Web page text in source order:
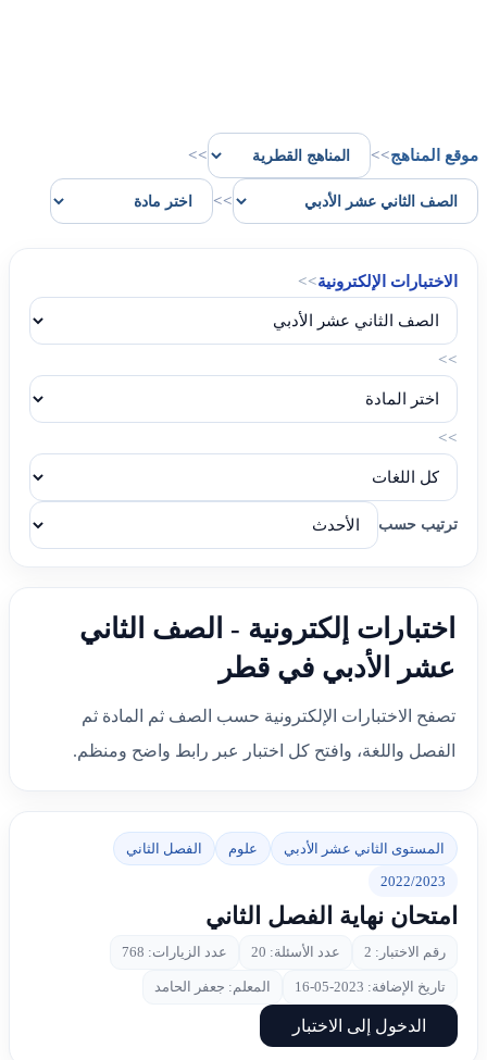
موقع المناهج>>
>>
>>
الاختبارات الإلكترونية>>
>>
>>
ترتيب حسب
اختبارات إلكترونية - الصف الثاني
عشر الأدبي في قطر
تصفح الاختبارات الإلكترونية حسب الصف ثم المادة ثم
الفصل واللغة، وافتح كل اختبار عبر رابط واضح ومنظم.
المستوى الثاني عشر الأدبي علوم
الفصل الثاني
2022/2023
امتحان نهاية الفصل الثاني
رقم الاختبار: 2 عدد الأسئلة: 20 عدد الزيارات: 768
تاريخ الإضافة: 2023-05-16 المعلم: جعفر الحامد
الدخول إلى الاختبار